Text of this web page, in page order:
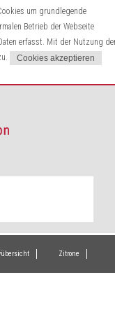
um grundlegende
Betrieb der Webseite
erfasst. Mit der Nutzung
Zitrone